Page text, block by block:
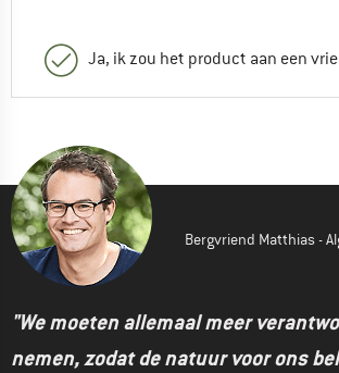
Ja, ik zou het product aan een
Bergvriend Matthias -
"We moeten allemaal meer
nemen, zodat de natuur voor ons